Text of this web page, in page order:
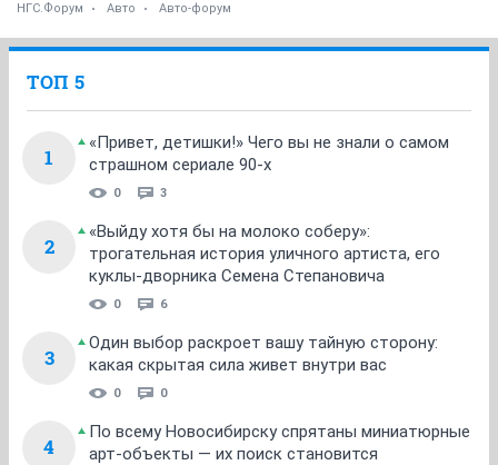
НГС.Форум Авто Авто-форум
ТОП 5
1
«Привет, детишки!» Чего вы не знали о самом
страшном сериале 90-х
0 3
2
«Выйду хотя бы на молоко соберу»:
трогательная история уличного артиста, его
куклы-дворника Семена Степановича
0 6
3
Один выбор раскроет вашу тайную сторону:
какая скрытая сила живет внутри вас
0 0
4
По всему Новосибирску спрятаны миниатюрные
арт-объекты — их поиск становится